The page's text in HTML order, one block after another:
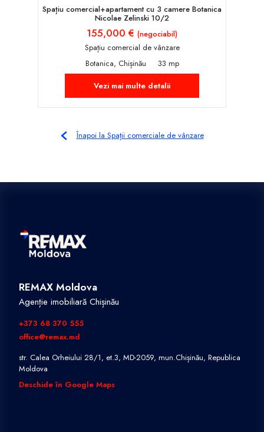
Spațiu comercial+apartament cu 3 camere Botanica
Nicolae Zelinski 10/2
155,000 € (negociabil)
Spațiu comercial de vânzare
Botanica, Chișinău
33 mp
Vezi mai multe detalii
Înapoi la Spații comerciale de vânzare
REMAX Moldova
Agenție imobiliară Chișinău
+373 68 370 555
office@remax.md
str. Calea Orheiului 28/1, et.3, MD-2059, mun.Chișinău, Republica
Moldova
Deschide în Google Maps